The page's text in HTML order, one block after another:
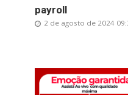
payroll
2 de agosto de 2024